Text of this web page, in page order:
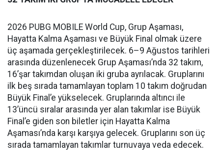
2026 PUBG MOBILE World Cup, Grup Aşaması,
Hayatta Kalma Aşaması ve Büyük Final olmak üzere
üç aşamada gerçekleştirilecek. 6–9 Ağustos tarihleri
arasında düzenlenecek Grup Aşaması’nda 32 takım,
16’şar takımdan oluşan iki gruba ayrılacak. Gruplarını
ilk beş sırada tamamlayan toplam 10 takım doğrudan
Büyük Final’e yükselecek. Gruplarında altıncı ile
13’üncü sıralar arasında yer alan takımlar ise Büyük
Final’e giden son biletler için Hayatta Kalma
Aşaması’nda karşı karşıya gelecek. Gruplarını son üç
sırada tamamlayan takımlar turnuvaya veda edecek.